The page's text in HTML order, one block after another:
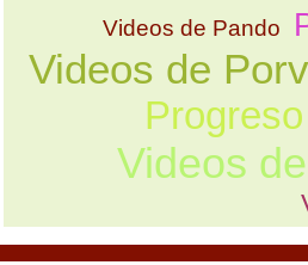
Videos de Pando
Videos de
Progreso
Videos